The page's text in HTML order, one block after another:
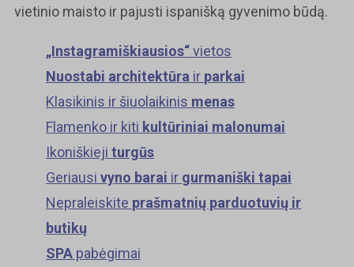
vietinio maisto ir pajusti ispanišką gyvenimo būdą.
„Instagramiškiausios“vietos
Nuostabi architektūra ir parkai
Klasikinis ir šiuolaikinis menas
Flamenko ir kiti kultūriniai malonumai
Ikoniškieji turgūs
Geriausi vyno barai ir gurmaniški tapai
Nepraleiskite prašmatnių parduotuvių ir
butikų
SPA pabėgimai